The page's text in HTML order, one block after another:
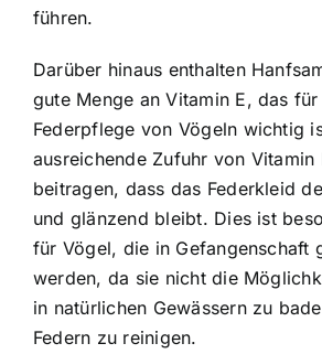
führen.
Darüber hinaus enthalten
gute Menge an Vitamin E, das
Federpflege von Vögeln wichtig
ausreichende Zufuhr von Vitamin
beitragen, dass das Federkleid
und glänzend bleibt. Dies ist
für Vögel, die in Gefangenschaft
werden, da sie nicht die
in natürlichen Gewässern zu
Federn zu reinigen.